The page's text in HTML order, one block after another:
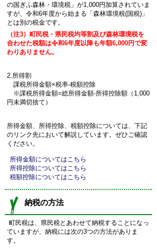
の国ぎふ森林・環境税」が1,000円加算されていま
すが、令和6年度から始まる「森林環境税(国税)」
とは別の税金です。
（注3）町民税・県民税均等割及び森林環境税を
合わせた税額は令和6年度以降も年額6,000円で変
わりありません。
2.所得割
課税所得金額×税率-税額控除
※課税所得金額=総所得金額-所得控除額（1,000
円未満切捨て）
所得金額、所得控除、税額控除については、下記
のリンク先において解説しています。ぜひご確認
ください。
所得金額についてはこちら
所得控除についてはこちら
税額控除についてはこちら
納税の方法
町民税は、県民税とあわせて納税することになっ
ていますが、納税には次の3つの方法がありま
す。